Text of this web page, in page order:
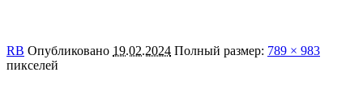
RB Опубликовано 19.02.2024 Полный размер: 789 × 983
пикселей